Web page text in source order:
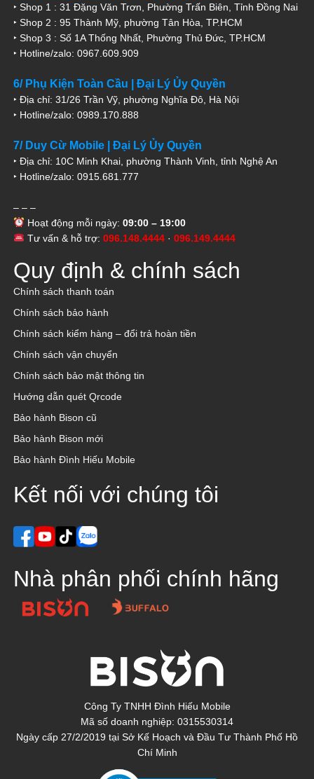
Công Ty TNHH Đình Hiếu Mobile
Mã số doanh nghiệp: 0315530314
Ngày cấp 27/2/2019 tại Sở Kế Hoạch và Đầu Tư Thành Phố Hồ
Chí Minh
‣ Shop 1 : 31 Đặng Văn Trơn, Phường Trấn Biên, Tỉnh Đồng Nai
‣ Shop 2 : 95 Thành Mỹ, phường Tân Hòa, TP.HCM
‣ Shop 3 : Số 1A Thống Nhất, Phường Thủ Đức, TP.HCM
‣ Hotline/zalo: 0967.609.909
6/ Phụ Kiện Toàn Cầu | Đại Lý Ủy Quyền
‣ Địa chỉ: 31/26 Trần Vỹ, phường Nghĩa Đô, Hà Nội
‣ Hotline/zalo: 0989.170.888
7/ Duy Cừ Mobile | Đại Lý Ủy Quyền
‣ Địa chỉ: 10C Minh Khai, phường Thành Vinh, tỉnh Nghệ An
‣ Hotline/zalo: 0915.681.777
– – –
Hoạt động mỗi ngày: 09:00 – 19:00
Tư vấn & hỗ trợ: 096.148.4444· 096.149.4444
Quy định & chính sách
Chính sách thanh toán
Chính sách bảo hành
Chính sách kiểm hàng – đổi trả hoàn tiền
Chính sách vận chuyển
Chính sách bảo mật thông tin
Hướng dẫn quét Qrcode
Bảo hành Bison cũ
Bảo hành Bison mới
Bảo hành Đình Hiếu Mobile
Kết nối với chúng tôi
Nhà phân phối chính hãng